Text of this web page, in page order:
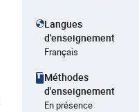
Langues
d'enseignement
Français
Méthodes
d'enseignement
En présence